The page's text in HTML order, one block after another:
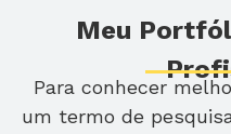
Meu
Para conhecer
um termo de